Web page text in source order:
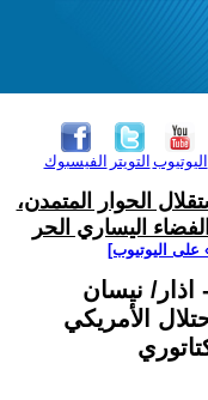
الفيسبوك التويتر اليوتيوب
الحوار المتمدن،
اليساري الحر
على اليوتيوب]
نيسان
الأمريكي